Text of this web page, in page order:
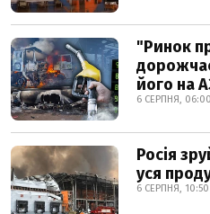
"Ринок
його на
6 СЕРПНЯ, 06:00
Росія
уся
6 СЕРПНЯ, 10:50